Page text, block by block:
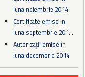
luna noiembrie 2014
Certificate emise in
luna septembrie 201...
Autorizații emise în
luna decembrie 2014